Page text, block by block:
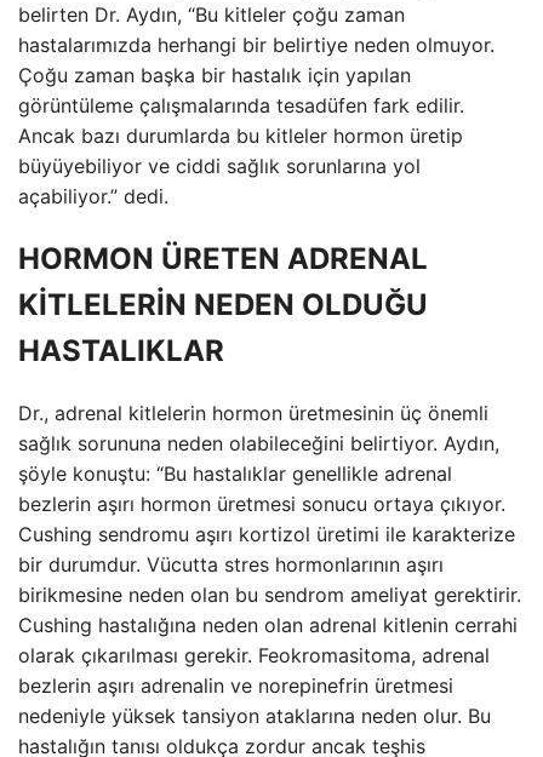
belirten Dr. Aydın, “Bu kitleler çoğu zaman
hastalarımızda herhangi bir belirtiye neden olmuyor.
Çoğu zaman başka bir hastalık için yapılan
görüntüleme çalışmalarında tesadüfen fark edilir.
Ancak bazı durumlarda bu kitleler hormon üretip
büyüyebiliyor ve ciddi sağlık sorunlarına yol
açabiliyor.” dedi.
HORMON ÜRETEN ADRENAL
KİTLELERİN NEDEN OLDUĞU
HASTALIKLAR
Dr., adrenal kitlelerin hormon üretmesinin üç önemli
sağlık sorununa neden olabileceğini belirtiyor. Aydın,
şöyle konuştu: “Bu hastalıklar genellikle adrenal
bezlerin aşırı hormon üretmesi sonucu ortaya çıkıyor.
Cushing sendromu aşırı kortizol üretimi ile karakterize
bir durumdur. Vücutta stres hormonlarının aşırı
birikmesine neden olan bu sendrom ameliyat gerektirir.
Cushing hastalığına neden olan adrenal kitlenin cerrahi
olarak çıkarılması gerekir. Feokromasitoma, adrenal
bezlerin aşırı adrenalin ve norepinefrin üretmesi
nedeniyle yüksek tansiyon ataklarına neden olur. Bu
hastalığın tanısı oldukça zordur ancak teşhis